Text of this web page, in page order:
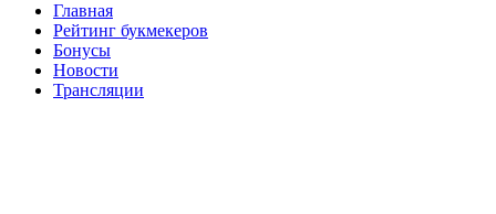
Главная
Рейтинг букмекеров
Бонусы
Новости
Трансляции